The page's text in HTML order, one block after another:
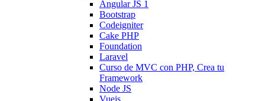
Angular JS 1
Bootstrap
Codeigniter
Cake PHP
Foundation
Laravel
Curso de MVC con PHP, Crea tu
Framework
Node JS